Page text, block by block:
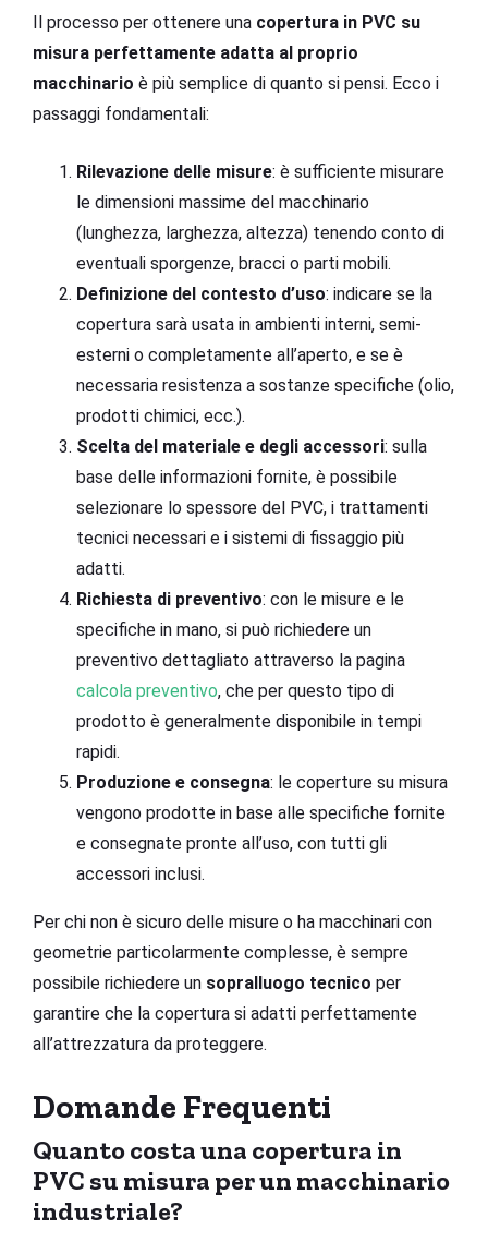
Il processo per ottenere una copertura in PVC su
misura perfettamente adatta al proprio
macchinario è più semplice di quanto si pensi. Ecco i
passaggi fondamentali:
Rilevazione delle misure: è sufficiente misurare
le dimensioni massime del macchinario
(lunghezza, larghezza, altezza) tenendo conto di
eventuali sporgenze, bracci o parti mobili.
Definizione del contesto d’uso: indicare se la
copertura sarà usata in ambienti interni, semi-
esterni o completamente all’aperto, e se è
necessaria resistenza a sostanze specifiche (olio,
prodotti chimici, ecc.).
Scelta del materiale e degli accessori: sulla
base delle informazioni fornite, è possibile
selezionare lo spessore del PVC, i trattamenti
tecnici necessari e i sistemi di fissaggio più
adatti.
Richiesta di preventivo: con le misure e le
specifiche in mano, si può richiedere un
preventivo dettagliato attraverso la pagina
calcola preventivo, che per questo tipo di
prodotto è generalmente disponibile in tempi
rapidi.
Produzione e consegna: le coperture su misura
vengono prodotte in base alle specifiche fornite
e consegnate pronte all’uso, con tutti gli
accessori inclusi.
Per chi non è sicuro delle misure o ha macchinari con
geometrie particolarmente complesse, è sempre
possibile richiedere un sopralluogo tecnico per
garantire che la copertura si adatti perfettamente
all’attrezzatura da proteggere.
Domande Frequenti
Quanto costa una copertura in
PVC su misura per un macchinario
industriale?